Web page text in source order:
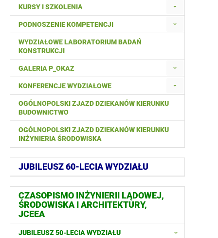
KURSY I SZKOLENIA
PODNOSZENIE KOMPETENCJI
WYDZIAŁOWE LABORATORIUM BADAŃ
KONSTRUKCJI
GALERIA P_OKAZ
KONFERENCJE WYDZIAŁOWE
OGÓLNOPOLSKI ZJAZD DZIEKANÓW KIERUNKU
BUDOWNICTWO
OGÓLNOPOLSKI ZJAZD DZIEKANÓW KIERUNKU
INŻYNIERIA ŚRODOWISKA
JUBILEUSZ 60-LECIA WYDZIAŁU
CZASOPISMO INŻYNIERII LĄDOWEJ,
ŚRODOWISKA I ARCHITEKTURY,
JCEEA
JUBILEUSZ 50-LECIA WYDZIAŁU